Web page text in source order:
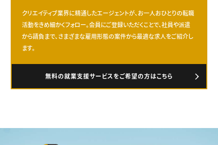
クリエイティブ業界に精通したエージェントが、お一人おひとりの転職
活動をきめ細かくフォロー。会員にご登録いただくことで、社員や派遣
から請負まで、さまざまな雇用形態の案件から最適な求人をご紹介し
ます。
無料の就業支援サービスをご希望の方はこちら